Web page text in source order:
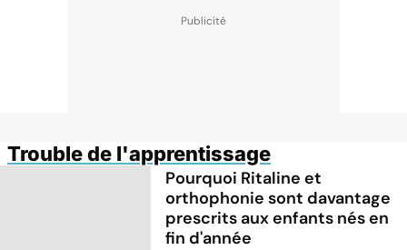
Trouble de l'apprentissage
Pourquoi Ritaline et
orthophonie sont davantage
prescrits aux enfants nés en
fin d'année